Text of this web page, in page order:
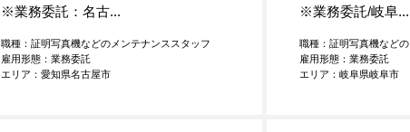
※業務委託：名古...
職種：証明写真機などのメンテナンススタッフ
雇用形態：業務委託
エリア：愛知県名古屋市
※業務委託/岐阜...
職種：証明写真機など
雇用形態：業務委託
エリア：岐阜県岐阜市